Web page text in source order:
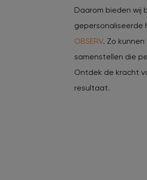
Daarom bieden wij
gepersonaliseerde
OBSERV. Zo
samenstellen die
Ontdek de kracht
resultaat.